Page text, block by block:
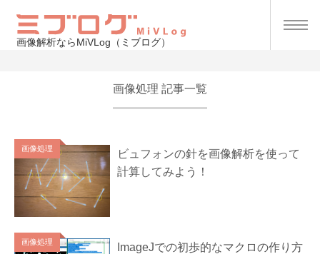
画像解析ならMiVLog（ミブログ）
画像処理 記事一覧
画像処理
ビュフォンの針を画像解析を使って
計算してみよう！
画像処理
ImageJでの初歩的なマクロの作り方